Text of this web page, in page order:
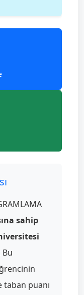
sahip
taban puanı